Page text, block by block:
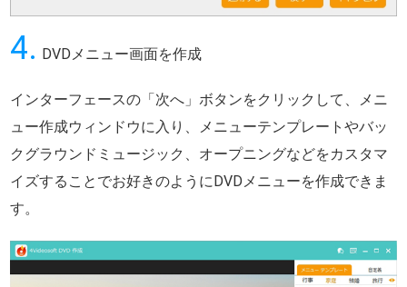
4. DVDメニュー画面を作成
インターフェースの「次へ」ボタンをクリックして、メニ
ュー作成ウィンドウに入り、メニューテンプレートやバッ
クグラウンドミュージック、オープニングなどをカスタマ
イズすることでお好きのようにDVDメニューを作成できま
す。